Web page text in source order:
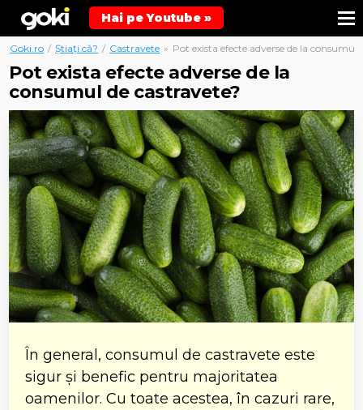
Hai pe Youtube »
Goki.ro / Știați că? / Castravete » Pot exista efecte adverse de la consumul
Pot exista efecte adverse de la
consumul de castravete?
În general, consumul de castravete este
sigur și benefic pentru majoritatea
oamenilor. Cu toate acestea, în cazuri rare,